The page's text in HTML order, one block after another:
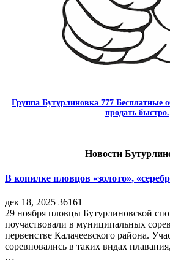
Группа Бутурлиновка 777 Бесплатные
продать быстро.
Новости
В копилке пловцов «золото»,
дек 18, 2025 36161
29 ноября пловцы Бутурлиновской
поучаствовали в муниципальных
первенстве Калачеевского района.
соревновались в таких видах
…